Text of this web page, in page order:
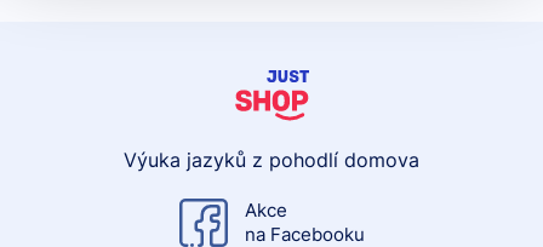
Výuka jazyků z pohodlí domova
Akce
na Facebooku